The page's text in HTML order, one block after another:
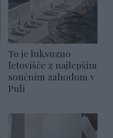
To je luksuzno
letovišče z najlepšim
sončnim zahodom v
Puli